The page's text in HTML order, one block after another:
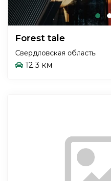
Forest tale
Свердловская область
12.3 км